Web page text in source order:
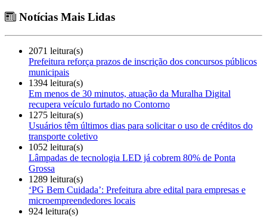
Notícias Mais Lidas
2071 leitura(s)
Prefeitura reforça prazos de inscrição dos concursos públicos
municipais
1394 leitura(s)
Em menos de 30 minutos, atuação da Muralha Digital
recupera veículo furtado no Contorno
1275 leitura(s)
Usuários têm últimos dias para solicitar o uso de créditos do
transporte coletivo
1052 leitura(s)
Lâmpadas de tecnologia LED já cobrem 80% de Ponta
Grossa
1289 leitura(s)
‘PG Bem Cuidada’: Prefeitura abre edital para empresas e
microempreendedores locais
924 leitura(s)